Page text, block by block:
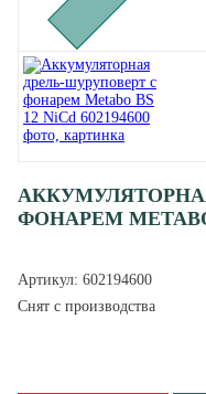
ФОНАРЕМ METABO
Артикул: 602194600
Снят с производства